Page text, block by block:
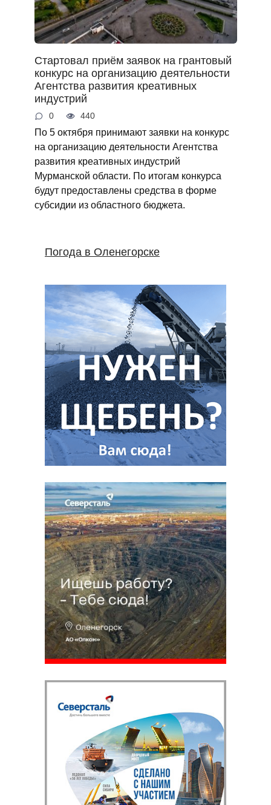
Стартовал приём заявок на грантовый
конкурс на организацию деятельности
Агентства развития креативных
индустрий
0 440
По 5 октября принимают заявки на конкурс
на организацию деятельности Агентства
развития креативных индустрий
Мурманской области. По итогам конкурса
будут предоставлены средства в форме
субсидии из областного бюджета.
Погода в Оленегорске